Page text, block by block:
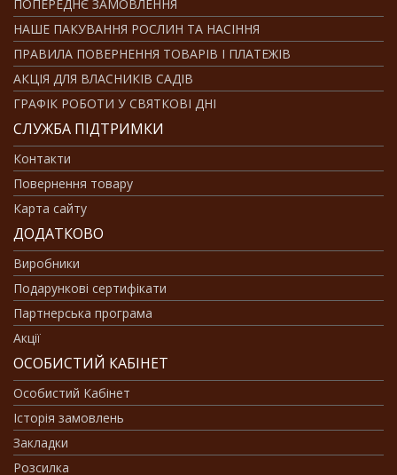
ПОПЕРЕДНЄ ЗАМОВЛЕННЯ
НАШЕ ПАКУВАННЯ РОСЛИН ТА НАСІННЯ
ПРАВИЛА ПОВЕРНЕННЯ ТОВАРІВ І ПЛАТЕЖІВ
АКЦІЯ ДЛЯ ВЛАСНИКІВ САДІВ
ГРАФІК РОБОТИ У СВЯТКОВІ ДНІ
СЛУЖБА ПІДТРИМКИ
Контакти
Повернення товару
Карта сайту
ДОДАТКОВО
Виробники
Подарункові сертифікати
Партнерська програма
Акції
ОСОБИСТИЙ КАБІНЕТ
Особистий Кабінет
Історія замовлень
Закладки
Розсилка